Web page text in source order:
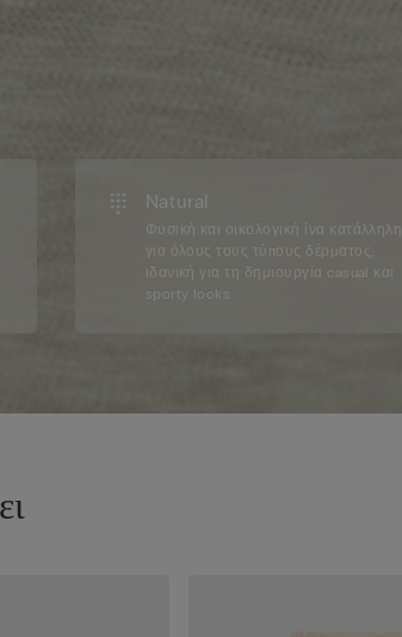
Natural
Φυσική και οικολογική ίνα κατάλληλη
για όλους τους τύπους δέρματος,
ιδανική για τη δημιουργία casual και
sporty looks.